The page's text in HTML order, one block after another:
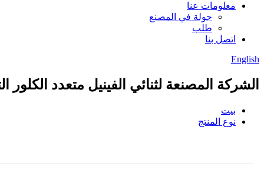
معلومات عنا
جولة في المصنع
طلب
اتصل بنا
English
الشركة المصنعة لثنائي الفينيل متعدد الكلور
بيت
نوع المنتج